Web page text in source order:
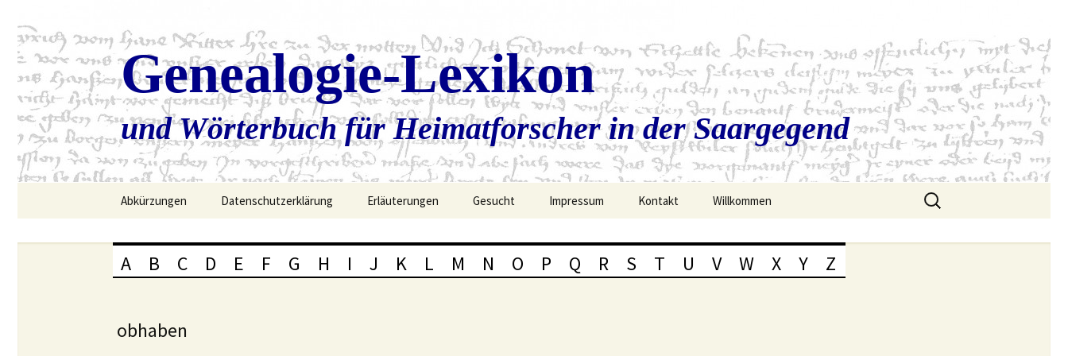
Genealogie-Lexikon
und Wörterbuch für Heimatforscher in der Saargegend
Abkürzungen Datenschutzerklärung Erläuterungen Gesucht Impressum Kontakt Willkommen
Suchen
nach:
A B C D E F G H I J K L M N O P Q R S T U V W X Y Z
obhaben